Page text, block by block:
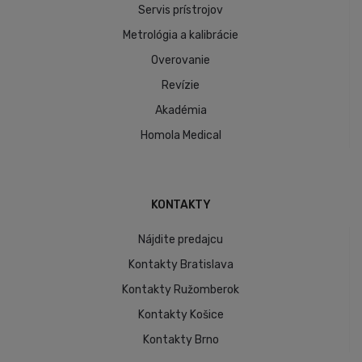
Servis prístrojov
Metrológia a kalibrácie
Overovanie
Revízie
Akadémia
Homola Medical
KONTAKTY
Nájdite predajcu
Kontakty Bratislava
Kontakty Ružomberok
Kontakty Košice
Kontakty Brno